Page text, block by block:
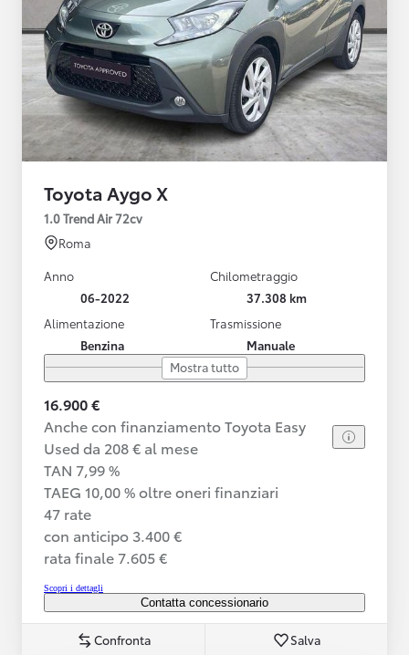
Toyota Aygo X
1.0 Trend Air 72cv
Roma
Anno
06-2022
Chilometraggio
37.308 km
Alimentazione
Benzina
Trasmissione
Manuale
Mostra tutto
16.900 €
Anche con finanziamento Toyota Easy
Used da 208 € al mese
TAN 7,99 %
TAEG 10,00 % oltre oneri finanziari
47 rate
con anticipo 3.400 €
rata finale 7.605 €
Scopri i dettagli
Contatta concessionario
Confronta Salva